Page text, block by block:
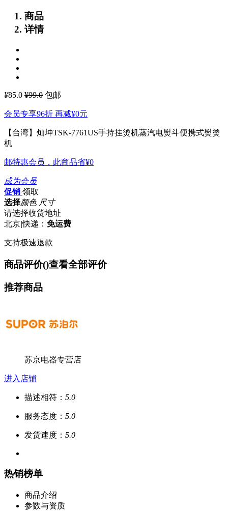
商品
详情
¥85.0 ¥99.0 包邮
会员专享96折 再减¥0元
【台湾】灿坤TSK-7761US手持挂烫机蒸汽电熨斗便携式熨烫
机
邮特惠会员，此商品省¥0
成为会员
促销 领取
选择颜色 尺寸
请选择收货地址
北京|快递： 免运费
支持极速退款
商品评价()查看全部评价
推荐商品
苏京电器专营店
进入店铺
描述相符： 5.0
服务态度： 5.0
发货速度： 5.0
热销榜单
商品介绍
参数与资质